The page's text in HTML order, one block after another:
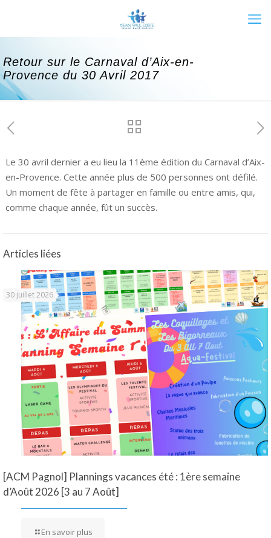
Retour sur le Carnaval d’Aix-en-
Provence du 30 Avril 2017
Le 30 avril dernier a eu lieu la 11ème édition du Carnaval d’Aix-
en-Provence. Cette année plus de 500 personnes ont défilé.
Un moment de fête à partager en famille ou entre amis, qui,
comme chaque année, fût un succès.
Articles liées
30 juillet 2026
[ACM Pagnol] Plannings vacances été : 1ère semaine
d’Août 2026 [3 au 7 Août]
En savoir plus